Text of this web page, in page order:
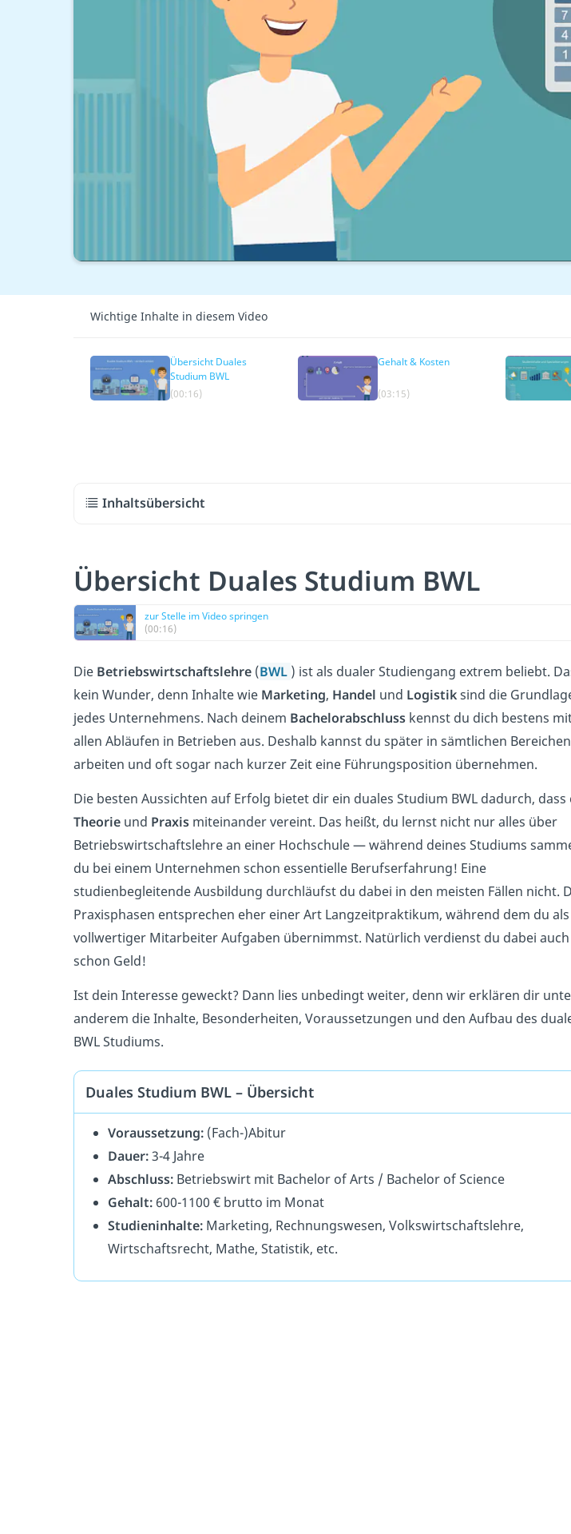
Wichtige Inhalte in diesem Video
Übersicht Duales
Studium BWL
(00:16)
Gehalt & Kosten
(03:15)
Inhaltsübersicht
Übersicht Duales Studium BWL
zur Stelle im Video springen
(00:16)
Die Betriebswirtschaftslehre (BWL ) ist als dualer Studiengang extrem beliebt.
kein Wunder, denn Inhalte wie Marketing, Handel und Logistiksind die
jedes Unternehmens. Nach deinem Bachelorabschluss kennst du dich bestens
allen Abläufen in Betrieben aus. Deshalb kannst du später in sämtlichen Bereichen
arbeiten und oft sogar nach kurzer Zeit eine Führungsposition übernehmen.
Die besten Aussichten auf Erfolg bietet dir ein duales Studium BWL dadurch, dass
Theorie und Praxis miteinander vereint. Das heißt, du lernst nicht nur alles über
Betriebswirtschaftslehre an einer Hochschule — während deines Studiums
du bei einem Unternehmen schon essentielle Berufserfahrung! Eine
studienbegleitende Ausbildung durchläufst du dabei in den meisten Fällen nicht.
Praxisphasen entsprechen eher einer Art Langzeitpraktikum, während dem du als
vollwertiger Mitarbeiter Aufgaben übernimmst. Natürlich verdienst du dabei auch
schon Geld!
Ist dein Interesse geweckt? Dann lies unbedingt weiter, denn wir erklären dir
anderem die Inhalte, Besonderheiten, Voraussetzungen und den Aufbau des
BWL Studiums.
Duales Studium BWL – Übersicht
Voraussetzung: (Fach-)Abitur
Dauer:3-4 Jahre
Abschluss: Betriebswirt mit Bachelor of Arts / Bachelor of Science
Gehalt: 600-1100 € brutto im Monat
Studieninhalte: Marketing, Rechnungswesen, Volkswirtschaftslehre,
Wirtschaftsrecht, Mathe, Statistik, etc.